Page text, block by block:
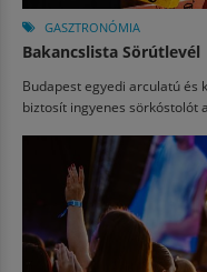
GASZTRONÓMIA
Bakancslista Sörútlevél
Budapest egyedi arculatú és
biztosít ingyenes sörkóstolót